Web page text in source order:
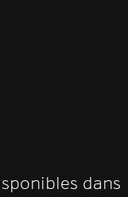
dans